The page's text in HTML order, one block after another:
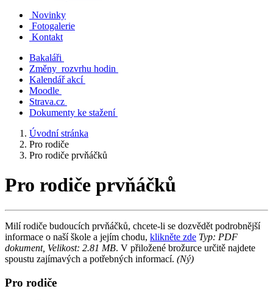
Novinky
Fotogalerie
Kontakt
Bakaláři
Změny rozvrhu hodin
Kalendář akcí
Moodle
Strava.cz
Dokumenty ke stažení
Úvodní stránka
Pro rodiče
Pro rodiče prvňáčků
Pro rodiče prvňáčků
Milí rodiče budoucích prvňáčků, chcete-li se dozvědět podrobnější
informace o naší škole a jejím chodu, klikněte zde Typ: PDF
dokument, Velikost: 2.81 MB. V přiložené brožurce určitě najdete
spoustu zajímavých a potřebných informací. (Ný)
Pro rodiče